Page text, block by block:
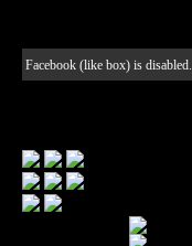
Facebook (like box) is disabled.